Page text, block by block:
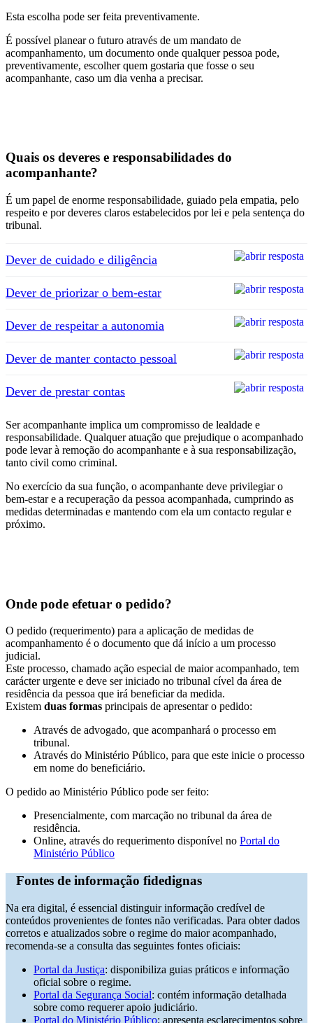
Esta escolha pode ser feita preventivamente.
É possível planear o futuro através de um mandato de
acompanhamento, um documento onde qualquer pessoa pode,
preventivamente, escolher quem gostaria que fosse o seu
acompanhante, caso um dia venha a precisar.
Quais os deveres e responsabilidades do
acompanhante?
É um papel de enorme responsabilidade, guiado pela empatia, pelo
respeito e por deveres claros estabelecidos por lei e pela sentença do
tribunal.
Dever de cuidado e diligência
Dever de priorizar o bem-estar
Dever de respeitar a autonomia
Dever de manter contacto pessoal
Dever de prestar contas
Ser acompanhante implica um compromisso de lealdade e
responsabilidade. Qualquer atuação que prejudique o acompanhado
pode levar à remoção do acompanhante e à sua responsabilização,
tanto civil como criminal.
No exercício da sua função, o acompanhante deve privilegiar o
bem-estar e a recuperação da pessoa acompanhada, cumprindo as
medidas determinadas e mantendo com ela um contacto regular e
próximo.
Onde pode efetuar o pedido?
O pedido (requerimento) para a aplicação de medidas de
acompanhamento é o documento que dá início a um processo
judicial.
Este processo, chamado ação especial de maior acompanhado, tem
carácter urgente e deve ser iniciado no tribunal cível da área de
residência da pessoa que irá beneficiar da medida.
Existem duas formas principais de apresentar o pedido:
Através de advogado, que acompanhará o processo em
tribunal.
Através do Ministério Público, para que este inicie o processo
em nome do beneficiário.
O pedido ao Ministério Público pode ser feito:
Presencialmente, com marcação no tribunal da área de
residência.
Online, através do requerimento disponível no Portal do
Ministério Público
Fontes de informação fidedignas
Na era digital, é essencial distinguir informação credível de
conteúdos provenientes de fontes não verificadas. Para obter dados
corretos e atualizados sobre o regime do maior acompanhado,
recomenda-se a consulta das seguintes fontes oficiais:
Portal da Justiça: disponibiliza guias práticos e informação
oficial sobre o regime.
Portal da Segurança Social: contém informação detalhada
sobre como requerer apoio judiciário.
Portal do Ministério Público: apresenta esclarecimentos sobre